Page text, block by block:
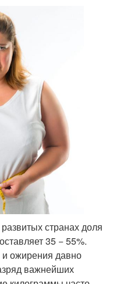
странах доля
35 − 55%.
ожирения давно
важнейших